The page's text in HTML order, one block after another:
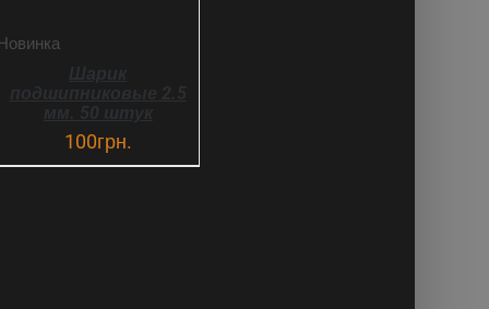
Шарик
подшипниковые 2.5
мм. 50 штук
100грн.